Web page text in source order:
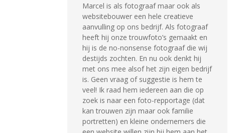
Marcel is als fotograaf maar ook als
websitebouwer een hele creatieve
aanvulling op ons bedrijf. Als fotograaf
heeft hij onze trouwfoto’s gemaakt en
hij is de no-nonsense fotograaf die wij
destijds zochten. En nu ook denkt hij
met ons mee alsof het zijn eigen bedrijf
is. Geen vraag of suggestie is hem te
veel! Ik raad hem iedereen aan die op
zoek is naar een foto-repportage (dat
kan trouwen zijn maar ook familie
portretten) en kleine ondernemers die